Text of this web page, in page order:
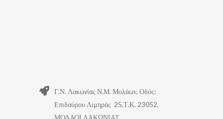
Γ.Ν. Λακωνίας Ν.Μ. Μολάων, Οδός:
Επιδαύρου Λιμηράς 25,Τ.Κ. 23052,
ΜΟΛΑΟΙ ΛΑΚΩΝΙΑΣ